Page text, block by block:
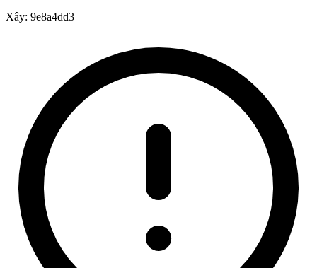
Xây: 9e8a4dd3